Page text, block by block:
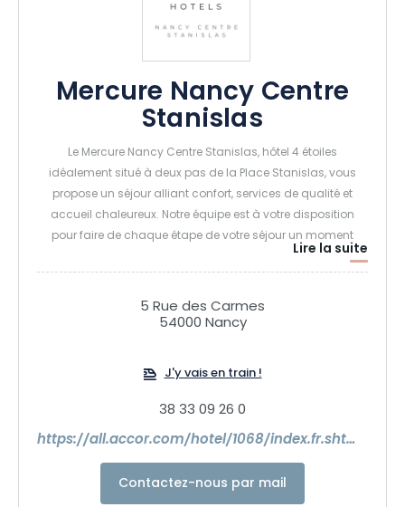
Mercure Nancy Centre
Stanislas
Le Mercure Nancy Centre Stanislas, hôtel 4 étoiles
idéalement situé à deux pas de la Place Stanislas, vous
propose un séjour alliant confort, services de qualité et
accueil chaleureux. Notre équipe est à votre disposition
pour faire de chaque étape de votre séjour un moment
Lire la suite
5 Rue des Carmes
54000 Nancy
J'y vais en train !
38 33 09 26 0
https://all.accor.com/hotel/1068/index.fr.shtml?utm_term=8326463&utm_medium=partenariats&clickid=0973bfdd504611f18137007c0a18b8f6&utm_content=ID-EN-ALL-ALL&utm_source=Commission+Junction+SEA
Contactez-nous par mail